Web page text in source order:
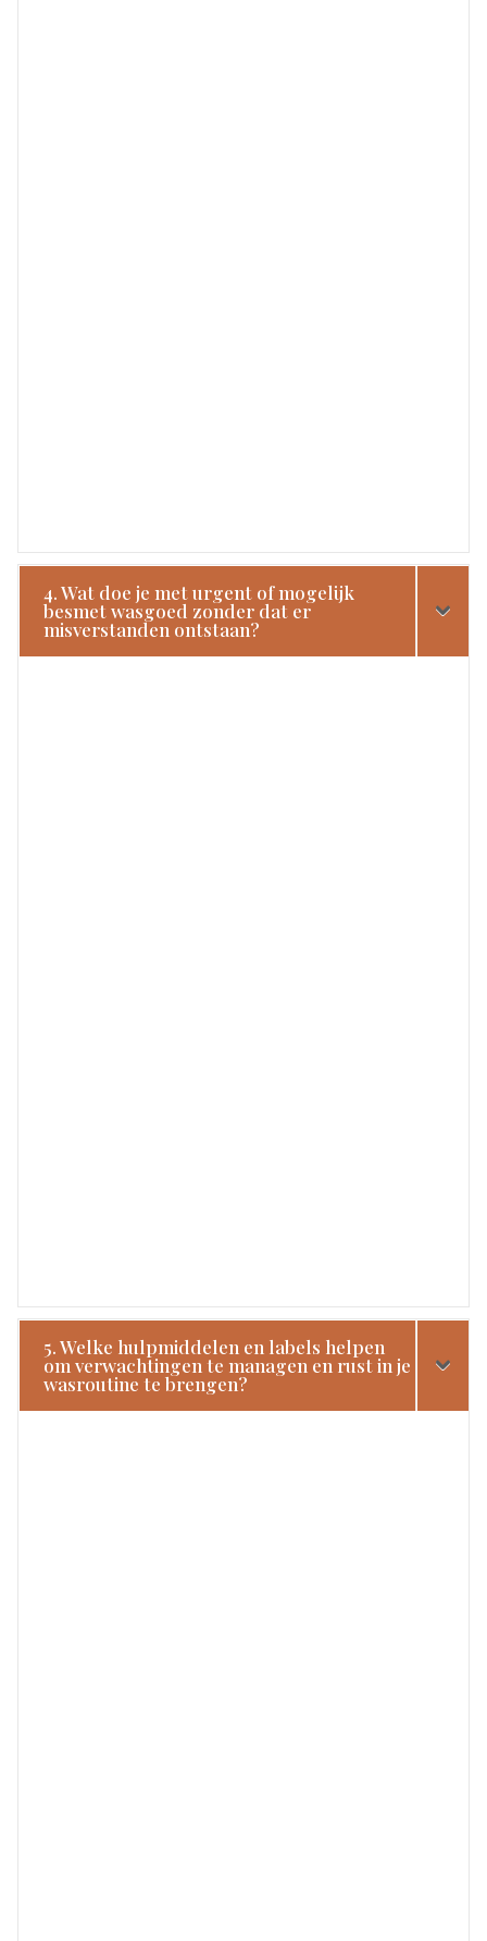
4. Wat doe je met urgent of mogelijk
besmet wasgoed zonder dat er
misverstanden ontstaan?
5. Welke hulpmiddelen en labels helpen
om verwachtingen te managen en rust in je
wasroutine te brengen?